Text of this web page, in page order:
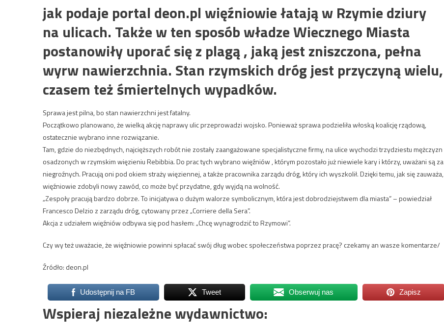
jak podaje portal deon.pl więźniowie łatają w Rzymie dziury
na ulicach. Także w ten sposób władze Wiecznego Miasta
postanowiły uporać się z plagą , jaką jest zniszczona, pełna
wyrw nawierzchnia. Stan rzymskich dróg jest przyczyną wielu,
czasem też śmiertelnych wypadków.
Sprawa jest pilna, bo stan nawierzchni jest fatalny.
Początkowo planowano, że wielką akcję naprawy ulic przeprowadzi wojsko. Ponieważ sprawa podzieliła włoską koalicję rządową,
ostatecznie wybrano inne rozwiązanie.
Tam, gdzie do niezbędnych, najcięższych robót nie zostały zaangażowane specjalistyczne firmy, na ulice wychodzi trzydziestu mężczyzn
osadzonych w rzymskim więzieniu Rebibbia. Do prac tych wybrano więźniów , którym pozostało już niewiele kary i którzy, uważani są za
niegroźnych. Pracują oni pod okiem straży więziennej, a także pracownika zarządu dróg, który ich wyszkolił. Dzięki temu, jak się zauważa,
więźniowie zdobyli nowy zawód, co może być przydatne, gdy wyjdą na wolność.
„Zespoły pracują bardzo dobrze. To inicjatywa o dużym walorze symbolicznym, która jest dobrodziejstwem dla miasta” – powiedział
Francesco Delzio z zarządu dróg, cytowany przez „Corriere della Sera”.
Akcja z udziałem więźniów odbywa się pod hasłem: „Chcę wynagrodzić to Rzymowi”.
Czy wy też uważacie, że więźniowie powinni spłacać swój dług wobec społeczeństwa poprzez pracę? czekamy an wasze komentarze/
Źródło: deon.pl
Udostępnij na FB Tweet Obserwuj nas Zapisz
Wspieraj niezależne wydawnictwo: